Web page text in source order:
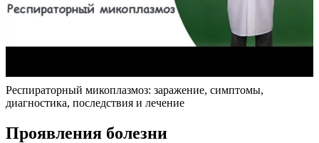
Респираторный микоплазмоз: заражение, симптомы,
диагностика, последствия и лечение
Проявления болезни